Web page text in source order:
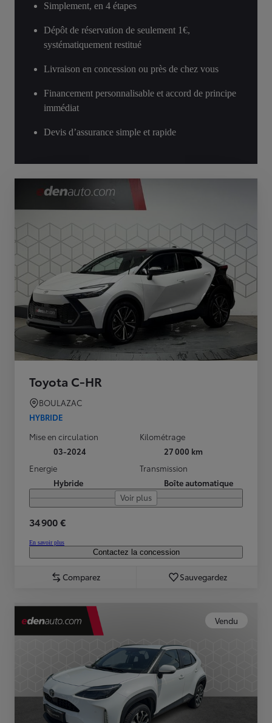
Simplement, en 4 étapes
Dépôt de réservation de seulement 1€,
systématiquement restitué
Livraison en concession ou près de chez vous
Financement personnalisable et accord de principe
immédiat
Devis d’assurance simple et rapide
Toyota C-HR
BOULAZAC
HYBRIDE
Mise en circulation
03-2024
Kilométrage
27 000 km
Energie
Hybride
Transmission
Boîte automatique
Voir plus
34 900 €
En savoir plus
Contactez la concession
Comparez Sauvegardez
Vendu